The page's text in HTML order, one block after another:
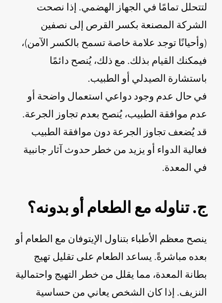
لتتحلل تمامًا في الجهاز الهضمي. إذا نصحت
الشركة المصنعة بكسر القرص إلى نصفين
(وأحيانًا توجد علامة خاصة تسمح بالكسر الآمن)،
فيمكنك القيام بذلك. مع ذلك، يُنصح دائمًا
باستشارة الصيدلي أو الطبيب.
في حال عدم وجود دواعي استعمال واضحة أو
عدم موافقة الطبيب، يُنصح بعدم تجاوز الجرعة.
قد يُضعف تجاوز الجرعة دون موافقة الطبيب
فعالية الدواء أو يزيد من خطر حدوث آثار جانبية
في المعدة.
ج. تناوله مع الطعام أو بدونه؟
ينصح معظم الأطباء بتناول الإيتوفان مع الطعام أو
بعده مباشرةً. يساعد الطعام على تقليل تهيج
بطانة المعدة، مما يقلل من خطر التهيج واحتمالية
النزيف. إذا كان الشخص يعاني من حساسية